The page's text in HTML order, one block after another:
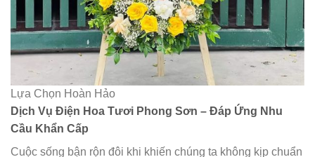
Lựa Chọn Hoàn Hảo
Dịch Vụ Điện Hoa Tươi Phong Sơn – Đáp Ứng Nhu
Cầu Khẩn Cấp
Cuộc sống bận rộn đôi khi khiến chúng ta không kịp chuẩn